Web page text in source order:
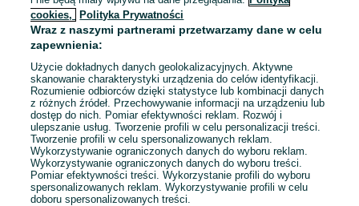
Stężyca
Odświeżono dnia 28 lipca 2026
1 2 3 ... 8
cookies,
Polityka Prywatności
Wraz z naszymi partnerami przetwarzamy dane w celu
zapewnienia:
Użycie dokładnych danych geolokalizacyjnych. Aktywne
skanowanie charakterystyki urządzenia do celów identyfikacji.
Rozumienie odbiorców dzięki statystyce lub kombinacji danych
z różnych źródeł. Przechowywanie informacji na urządzeniu lub
dostęp do nich. Pomiar efektywności reklam. Rozwój i
ulepszanie usług. Tworzenie profili w celu personalizacji treści.
Tworzenie profili w celu spersonalizowanych reklam.
Wykorzystywanie ograniczonych danych do wyboru reklam.
Wykorzystywanie ograniczonych danych do wyboru treści.
Pomiar efektywności treści. Wykorzystanie profili do wyboru
spersonalizowanych reklam. Wykorzystywanie profili w celu
doboru spersonalizowanych treści.